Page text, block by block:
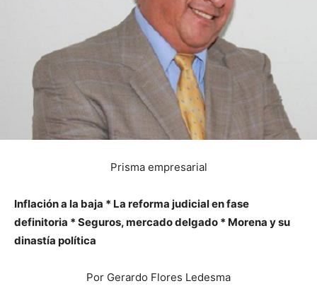
Prisma empresarial
Inflación a la baja * La reforma judicial en fase
definitoria * Seguros, mercado delgado * Morena y su
dinastía política
Por Gerardo Flores Ledesma